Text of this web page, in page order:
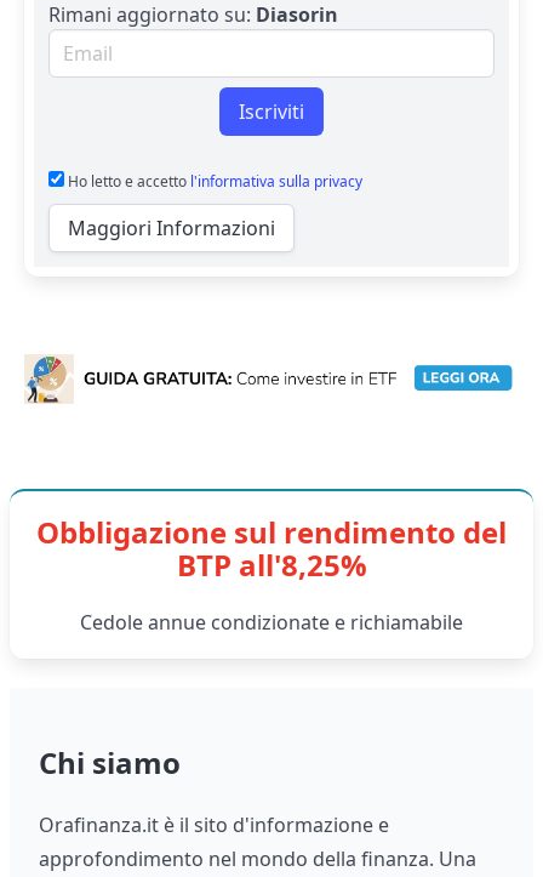
Rimani aggiornato su: Diasorin
Email per newsletter
Iscriviti
Ho letto e accetto l'informativa sulla privacy
Maggiori Informazioni
Obbligazione sul rendimento del
BTP all'8,25%
Cedole annue condizionate e richiamabile
Chi siamo
Orafinanza.it è il sito d'informazione e
approfondimento nel mondo della finanza. Una